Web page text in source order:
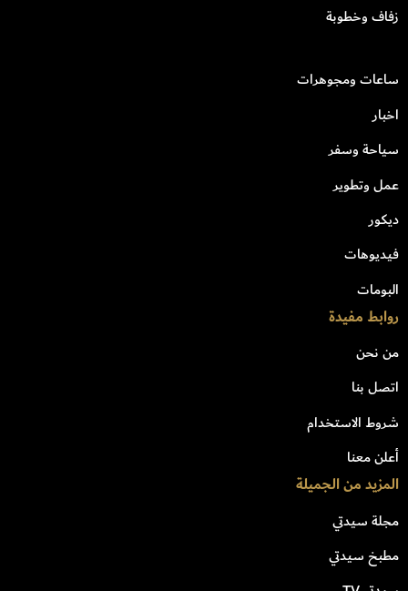
زفاف وخطوبة
ساعات ومجوهرات
اخبار
سياحة وسفر
عمل وتطوير
ديكور
فيديوهات
البومات
روابط مفيدة
من نحن
اتصل بنا
شروط الاستخدام
أعلن معنا
المزيد من الجميلة
مجلة سيدتي
مطبخ سيدتي